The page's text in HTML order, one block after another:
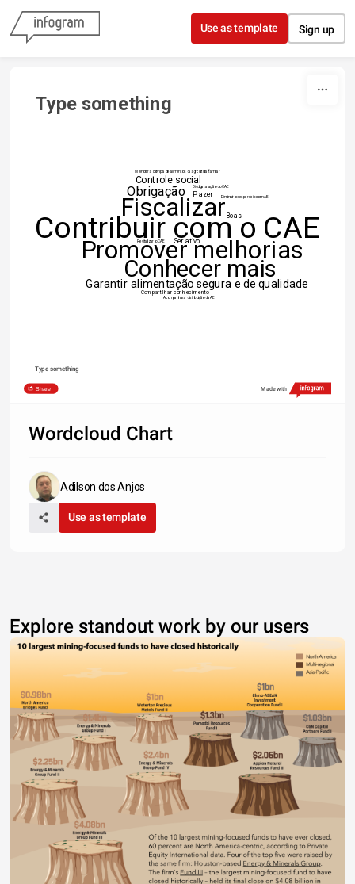
Skip to content
Use as template Sign up
Type something
Contribuir com o CAE
Promover melhorias
Fiscalizar
Conhecer mais
Obrigação
Garantir alimentação segura e de qualidade
Controle social
Prazer
Ser ativo
Boas
Compartilhar conhecimento
Divulgar a ação do CAE
Acompanhar a distribuição da AE
Melhorar a compra de alimentos da agricultura familiar
Revitalizar o CAE
Diminuir o desperdício com AE
Type something
Share Made with
Wordcloud Chart
Adilson dos Anjos
Use as template
Explore standout work by our users